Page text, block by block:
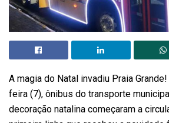
A magia do Natal invadiu Praia
feira (7), ônibus do transporte
decoração natalina começaram a